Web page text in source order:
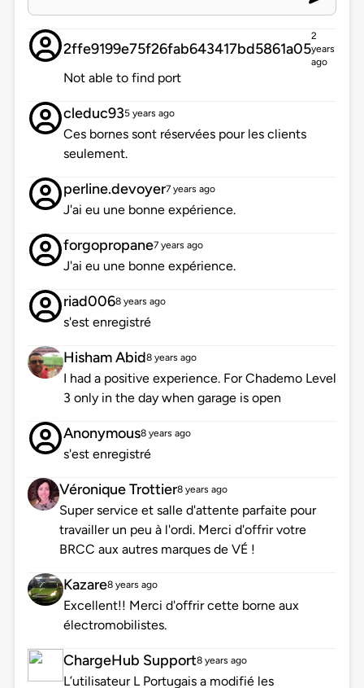
2ffe9199e75f26fab643417bd5861a05
2
years
ago
Not able to find port
cleduc935 years ago
Ces bornes sont réservées pour les clients
seulement.
perline.devoyer7 years ago
J'ai eu une bonne expérience.
forgopropane7 years ago
J'ai eu une bonne expérience.
riad0068 years ago
s'est enregistré
Hisham Abid8 years ago
I had a positive experience. For Chademo Level
3 only in the day when garage is open
Anonymous8 years ago
s'est enregistré
Véronique Trottier8 years ago
Super service et salle d'attente parfaite pour
travailler un peu à l'ordi. Merci d'offrir votre
BRCC aux autres marques de VÉ !
Kazare8 years ago
Excellent!! Merci d'offrir cette borne aux
électromobilistes.
ChargeHub Support8 years ago
L’utilisateur L Portugais a modifié les